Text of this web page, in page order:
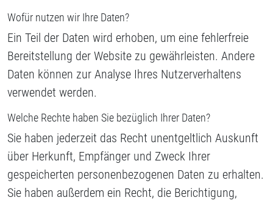
Wofür nutzen wir Ihre Daten?
Ein Teil der Daten wird erhoben, um eine fehlerfreie
Bereitstellung der Website zu gewährleisten. Andere
Daten können zur Analyse Ihres Nutzerverhaltens
verwendet werden.
Welche Rechte haben Sie bezüglich Ihrer Daten?
Sie haben jederzeit das Recht unentgeltlich Auskunft
über Herkunft, Empfänger und Zweck Ihrer
gespeicherten personenbezogenen Daten zu erhalten.
Sie haben außerdem ein Recht, die Berichtigung,